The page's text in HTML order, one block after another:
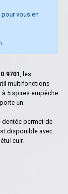
vous en
, les
multifonctions
5 spires empêche
un
dentée permet de
disponible avec
cuir.